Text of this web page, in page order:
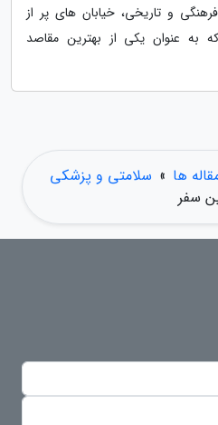
و تاریخی، خیابان های پر از
به عنوان یکی از بهترین مقاصد
ها » سلامتی و پزشکی
سفر